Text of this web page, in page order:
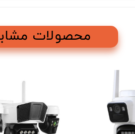
محصولات